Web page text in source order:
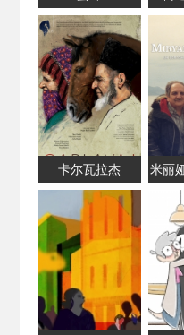
卡尔瓦拉杰
米丽